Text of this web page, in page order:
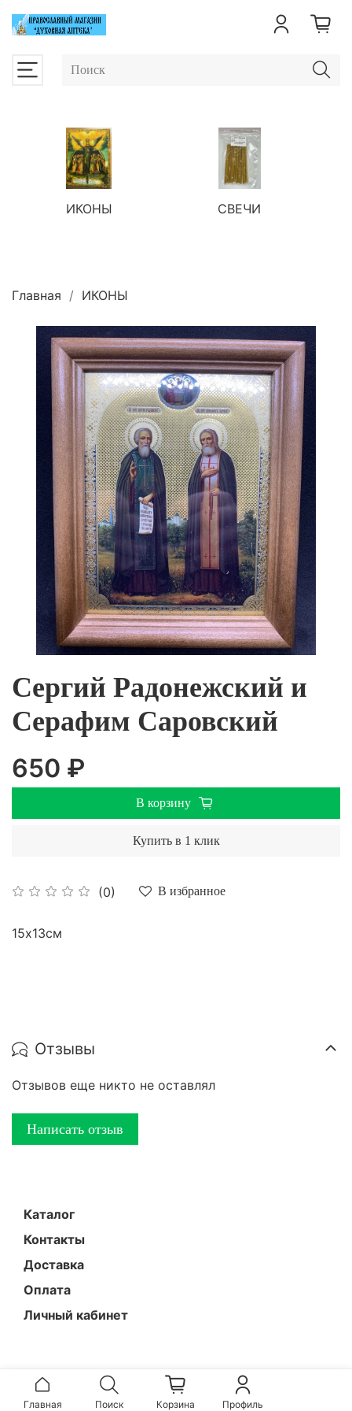
ИКОНЫ СВЕЧИ
Главная ИКОНЫ
Сергий Радонежский и
Серафим Саровский
(0) В избранное
650 ₽
В корзину
Купить в 1 клик
15х13см
Отзывы
Отзывов еще никто не оставлял
Написать отзыв
Каталог
Контакты
Доставка
Оплата
Личный кабинет
Главная Поиск Корзина Профиль